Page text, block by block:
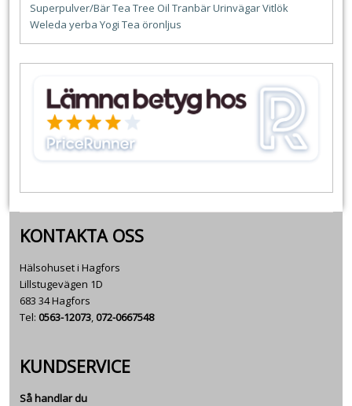
Superpulver/BärTea Tree Oil TranbärUrinvägarVitlök
Weleda yerba Yogi Tea öronljus
KONTAKTA OSS
Hälsohuset i Hagfors
Lillstugevägen 1D
683 34 Hagfors
Tel: 0563-12073,072-0667548
KUNDSERVICE
Så handlar du